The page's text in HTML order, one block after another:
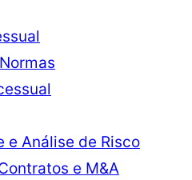
e Análise de Risco
e M&A